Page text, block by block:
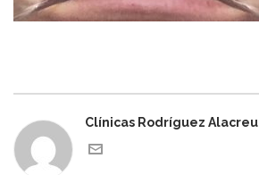
Clínicas Rodríguez Alacreu